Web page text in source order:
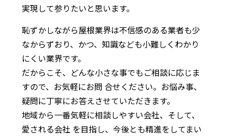
実現して参りたいと思います。
恥ずかしながら屋根業界は不信感のある業者も少
なからずおり、かつ、知識なども小難しくわかり
にくい業界です。
だからこそ、どんな小さな事でもご相談に応じま
すので、お気軽にお問 合せください。お悩み事、
疑問に丁寧にお答えさせていただきます。
地域から一番気軽に相談しやすい会社、そして、
愛される会社 を目指し、今後とも精進をしてまい